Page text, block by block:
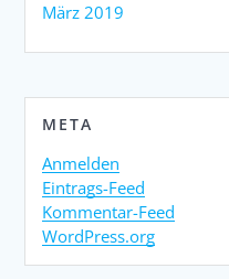
März 2019
META
Anmelden
Eintrags-Feed
Kommentar-Feed
WordPress.org